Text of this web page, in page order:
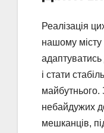
Реалізація
нашому місту
і стати
майбутнього.
небайдужих
мешканців,